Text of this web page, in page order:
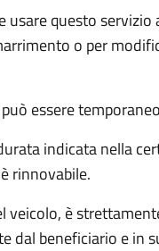
questo servizio
o per
essere
indicata nella
rinnovabile.
è
dal beneficiario e in